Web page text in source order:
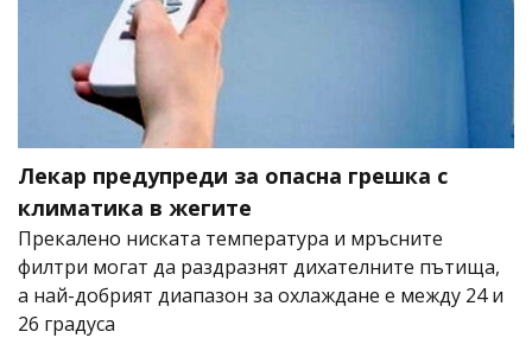
Лекар предупреди за опасна грешка с
климатика в жегите
Прекалено ниската температура и мръсните
филтри могат да раздразнят дихателните пътища,
а най-добрият диапазон за охлаждане е между 24 и
26 градуса